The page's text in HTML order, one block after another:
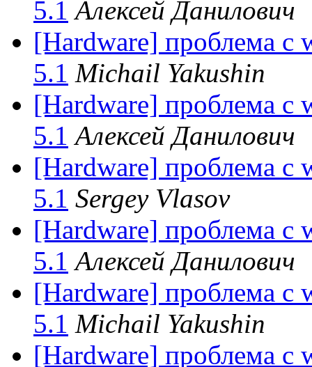
5.1 Алексей Данилович
[Hardware] проблема с
5.1 Michail Yakushin
[Hardware] проблема с
5.1 Алексей Данилович
[Hardware] проблема с
5.1 Sergey Vlasov
[Hardware] проблема с
5.1 Алексей Данилович
[Hardware] проблема с
5.1 Michail Yakushin
[Hardware] проблема с